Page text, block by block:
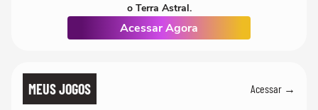
o Terra Astral.
Acessar Agora
MEUS JOGOS Acessar →